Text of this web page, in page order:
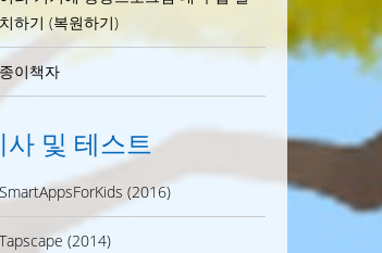
치하기 (복원하기)
종이책자
사 및 테스트
SmartAppsForKids (2016)
Tapscape (2014)